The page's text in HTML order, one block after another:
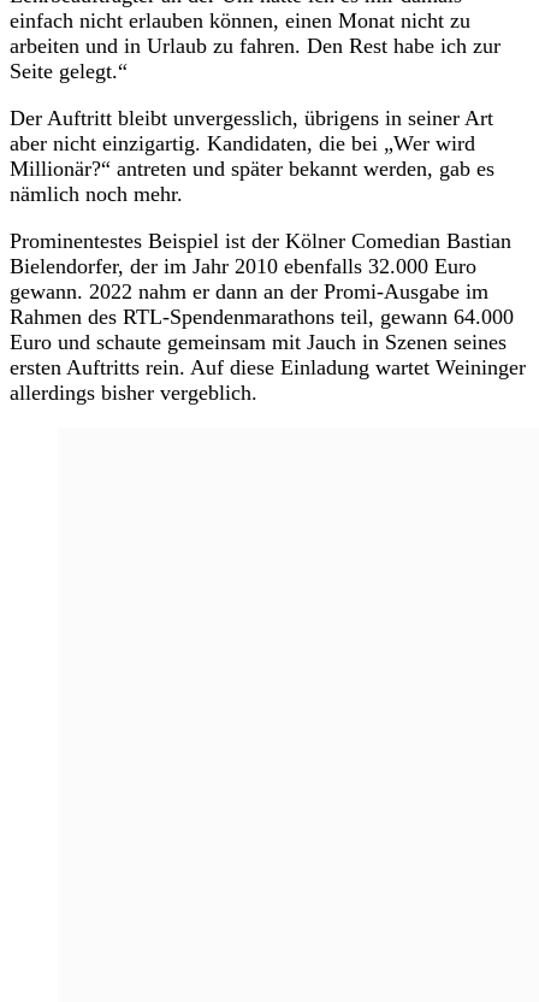
einfach nicht erlauben können, einen Monat nicht zu
arbeiten und in Urlaub zu fahren. Den Rest habe ich zur
Seite gelegt.“
Der Auftritt bleibt unvergesslich, übrigens in seiner Art
aber nicht einzigartig. Kandidaten, die bei „Wer wird
Millionär?“ antreten und später bekannt werden, gab es
nämlich noch mehr.
Prominentestes Beispiel ist der Kölner Comedian Bastian
Bielendorfer, der im Jahr 2010 ebenfalls 32.000 Euro
gewann. 2022 nahm er dann an der Promi-Ausgabe im
Rahmen des RTL-Spendenmarathons teil, gewann 64.000
Euro und schaute gemeinsam mit Jauch in Szenen seines
ersten Auftritts rein. Auf diese Einladung wartet Weininger
allerdings bisher vergeblich.